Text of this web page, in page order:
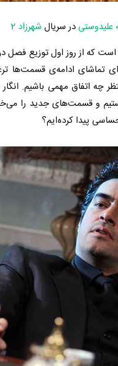
علیدوستی در سریال شهرزاد 2
است که از روز اول توزیع
تماشای ادامه‌ی
چه اتفاق مهمی باشیم.
و قسمت‌های جدید را
پیدا کرده‌ایم؟